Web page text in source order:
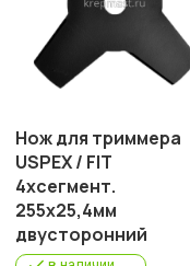
Нож для триммера
USPEX / FIT
4хсегмент.
255х25,4мм
двусторонний